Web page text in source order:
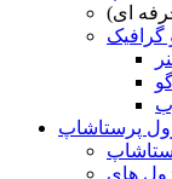
ای)
پرستاشاپ